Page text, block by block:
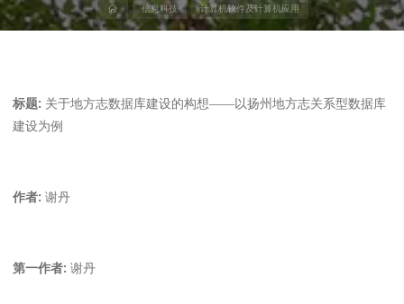
首
页
信息科技 计算机软件及计算机应用
标题: 关于地方志数据库建设的构想——以扬州地方志关系型数据库
建设为例
作者: 谢丹
第一作者: 谢丹